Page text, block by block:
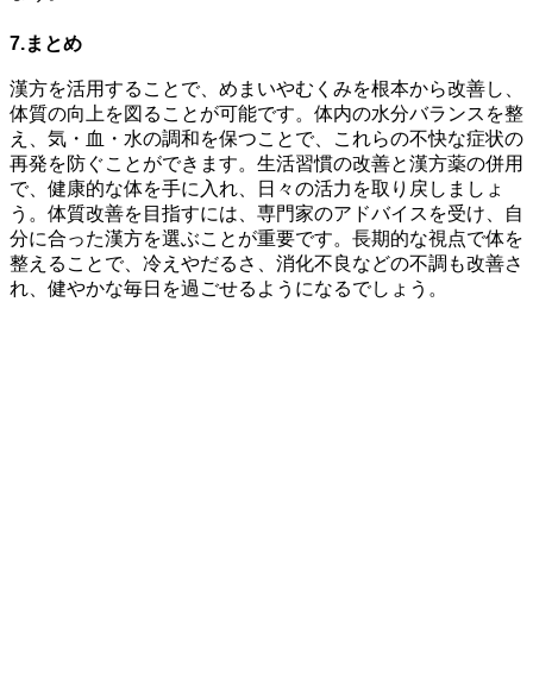
7.まとめ
漢方を活用することで、めまいやむくみを根本から改善し、
体質の向上を図ることが可能です。体内の水分バランスを整
え、気・血・水の調和を保つことで、これらの不快な症状の
再発を防ぐことができます。生活習慣の改善と漢方薬の併用
で、健康的な体を手に入れ、日々の活力を取り戻しましょ
う。体質改善を目指すには、専門家のアドバイスを受け、自
分に合った漢方を選ぶことが重要です。長期的な視点で体を
整えることで、冷えやだるさ、消化不良などの不調も改善さ
れ、健やかな毎日を過ごせるようになるでしょう。